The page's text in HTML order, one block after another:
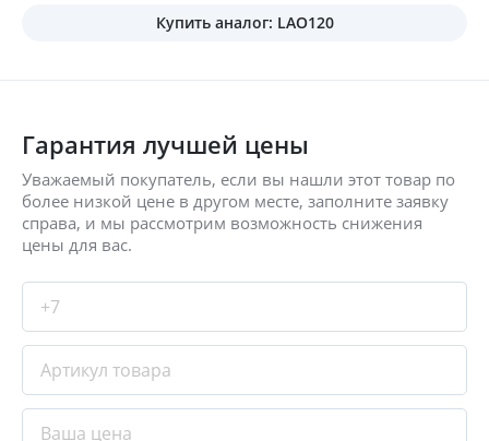
Купить аналог: LAO120
Гарантия лучшей цены
Уважаемый покупатель, если вы нашли этот товар по
более низкой цене в другом месте, заполните заявку
справа, и мы рассмотрим возможность снижения
цены для вас.